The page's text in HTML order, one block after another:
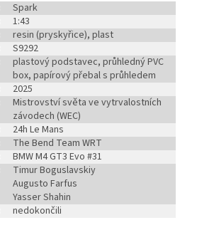
Spark
1:43
resin (pryskyřice), plast
S9292
plastový podstavec, průhledný PVC
box, papírový přebal s průhledem
2025
Mistrovství světa ve vytrvalostních
závodech (WEC)
24h Le Mans
The Bend Team WRT
BMW M4 GT3 Evo #31
Timur Boguslavskiy
Augusto Farfus
Yasser Shahin
nedokončili